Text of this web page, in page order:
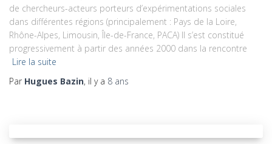
de chercheurs-acteurs porteurs d’expérimentations sociales
dans différentes régions (principalement : Pays de la Loire,
Rhône-Alpes, Limousin, Île-de-France, PACA) Il s’est constitué
progressivement à partir des années 2000 dans la rencontre
Lire la suite
Par Hugues Bazin, il y a 8 ans